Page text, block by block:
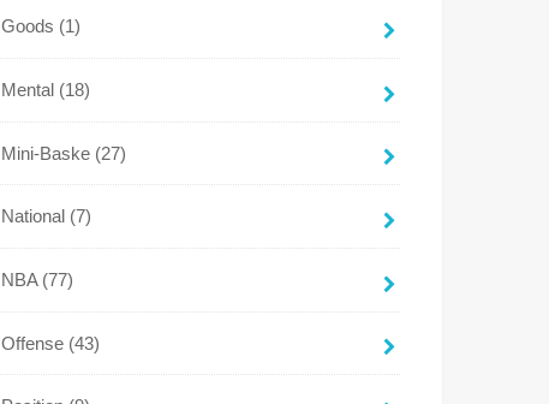
Goods (1)
Mental (18)
Mini-Baske (27)
National (7)
NBA (77)
Offense (43)